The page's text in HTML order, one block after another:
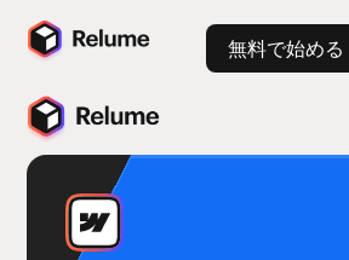
無料で始める